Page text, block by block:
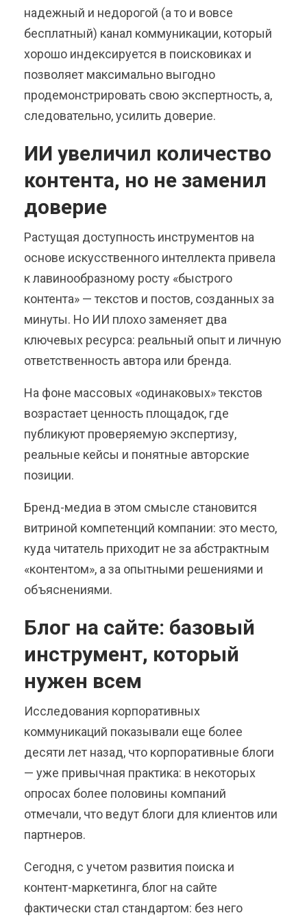
надежный и недорогой (а то и вовсе
бесплатный) канал коммуникации, который
хорошо индексируется в поисковиках и
позволяет максимально выгодно
продемонстрировать свою экспертность, а,
следовательно, усилить доверие.
ИИ увеличил количество
контента, но не заменил
доверие
Растущая доступность инструментов на
основе искусственного интеллекта привела
к лавинообразному росту «быстрого
контента» — текстов и постов, созданных за
минуты. Но ИИ плохо заменяет два
ключевых ресурса: реальный опыт и личную
ответственность автора или бренда.
На фоне массовых «одинаковых» текстов
возрастает ценность площадок, где
публикуют проверяемую экспертизу,
реальные кейсы и понятные авторские
позиции.
Бренд-медиа в этом смысле становится
витриной компетенций компании: это место,
куда читатель приходит не за абстрактным
«контентом», а за опытными решениями и
объяснениями.
Блог на сайте: базовый
инструмент, который
нужен всем
Исследования корпоративных
коммуникаций показывали еще более
десяти лет назад, что корпоративные блоги
— уже привычная практика: в некоторых
опросах более половины компаний
отмечали, что ведут блоги для клиентов или
партнеров.
Сегодня, с учетом развития поиска и
контент-маркетинга, блог на сайте
фактически стал стандартом: без него